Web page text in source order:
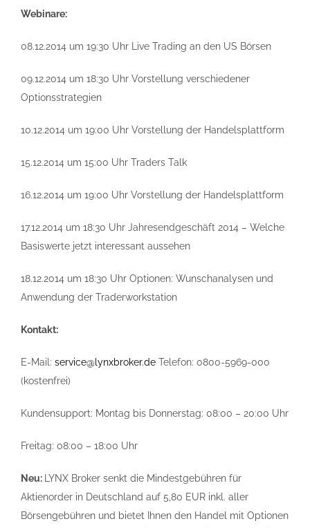
Webinare:
08.12.2014 um 19:30 Uhr Live Trading an den US Börsen
09.12.2014 um 18:30 Uhr Vorstellung verschiedener
Optionsstrategien
10.12.2014 um 19:00 Uhr Vorstellung der Handelsplattform
15.12.2014 um 15:00 Uhr Traders Talk
16.12.2014 um 19:00 Uhr Vorstellung der Handelsplattform
17.12.2014 um 18:30 Uhr Jahresendgeschäft 2014 – Welche
Basiswerte jetzt interessant aussehen
18.12.2014 um 18:30 Uhr Optionen: Wunschanalysen und
Anwendung der Traderworkstation
Kontakt:
E-Mail: service@lynxbroker.de Telefon: 0800-5969-000
(kostenfrei)
Kundensupport: Montag bis Donnerstag: 08:00 – 20:00 Uhr
Freitag: 08:00 – 18:00 Uhr
Neu: LYNX Broker senkt die Mindestgebühren für
Aktienorder in Deutschland auf 5,80 EUR inkl. aller
Börsengebühren und bietet Ihnen den Handel mit Optionen